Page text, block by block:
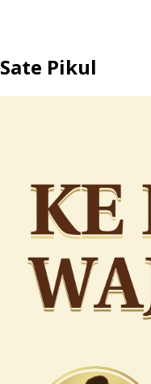
Sate Pikul